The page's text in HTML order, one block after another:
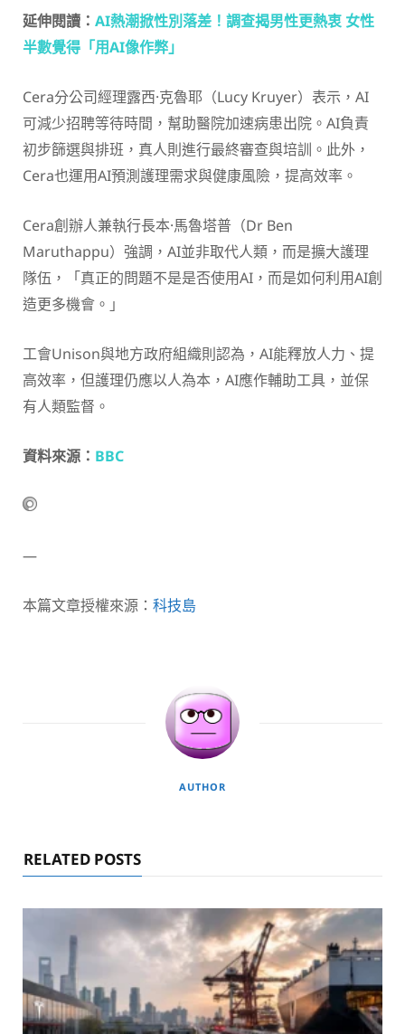
延伸閱讀： AI熱潮掀性別落差！調查揭男性更熱衷 女性
半數覺得「用AI像作弊」
Cera分公司經理露西·克魯耶（Lucy Kruyer）表示，AI
可減少招聘等待時間，幫助醫院加速病患出院。AI負責
初步篩選與排班，真人則進行最終審查與培訓。此外，
Cera也運用AI預測護理需求與健康風險，提高效率。
Cera創辦人兼執行長本·馬魯塔普（Dr Ben
Maruthappu）強調，AI並非取代人類，而是擴大護理
隊伍，「真正的問題不是是否使用AI，而是如何利用AI創
造更多機會。」
工會Unison與地方政府組織則認為，AI能釋放人力、提
高效率，但護理仍應以人為本，AI應作輔助工具，並保
有人類監督。
資料來源： BBC
—
本篇文章授權來源： 科技島
AUTHOR
RELATED POSTS